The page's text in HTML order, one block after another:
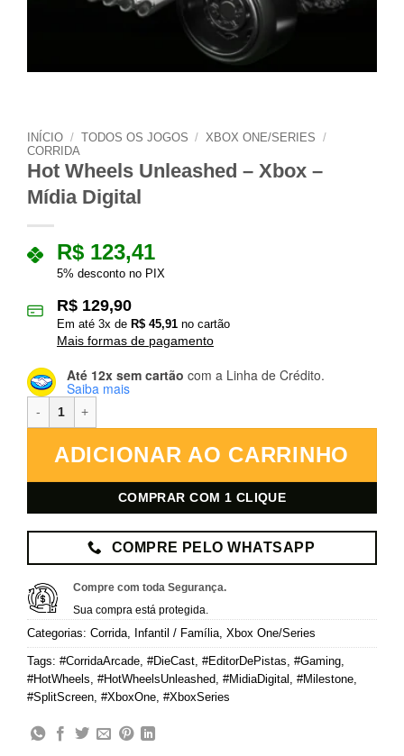
INÍCIO / TODOS OS JOGOS / XBOX ONE/SERIES
/
CORRIDA
Hot Wheels Unleashed – Xbox –
Mídia Digital
R$ 123,41
5% desconto no PIX
R$ 129,90
Em até 3x de R$ 45,91 no cartão
Mais formas de pagamento
Até 12x sem cartão com a Linha de Crédito.
Saiba mais
ADICIONAR AO CARRINHO
COMPRAR COM 1 CLIQUE
COMPRE PELO WHATSAPP
Compre com toda Segurança.
Sua compra está protegida.
Categorias: Corrida Infantil / Família Xbox One/Series
Tags: #CorridaArcade #DieCast #EditorDePistas #Gaming
#HotWheels #HotWheelsUnleashed #MidiaDigital #Milestone
#SplitScreen #XboxOne #XboxSeries